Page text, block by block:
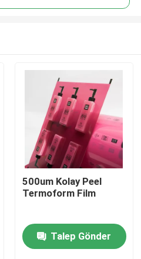
500um Kolay Peel
Termoform Film
Talep Gönder